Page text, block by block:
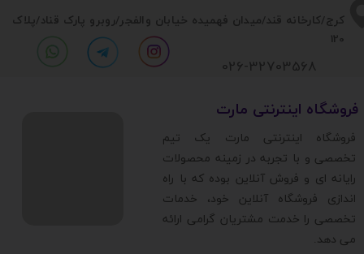
​​کرج/کارخانه قند/میدان فهمیده خیابان والفجر/روبرو پارک قناد/پلاک
120
​فروشگاه اینترنتی مارت
​فروشگاه اینترنتی مارت یک تیم
تخصصی و با تجربه در زمینه محصولات
رایانه ای و فروش آنلاین بوده که با راه
اندازی فروشگاه آنلاین خود، خدمات
تخصصی را خدمت مشتریان گرامی ارائه
می دهد.
026-32703568